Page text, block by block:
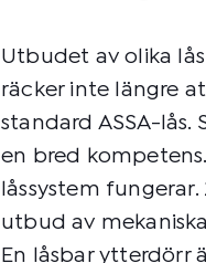
Utbudet av olika
räcker inte längre
standard ASSA-lås.
en bred
låssystem
utbud av
En låsbar ytterdörr